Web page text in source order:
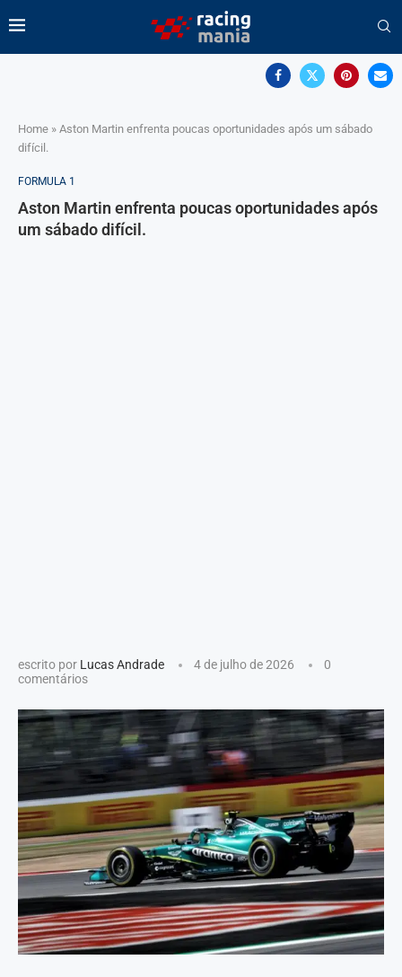
Home » Aston Martin enfrenta poucas oportunidades após um sábado
difícil.
FORMULA 1
Aston Martin enfrenta poucas oportunidades após
um sábado difícil.
escrito por Lucas Andrade 4 de julho de 2026
0
comentários